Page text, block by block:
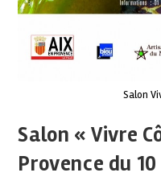
Salon
Salon « Vivre
Provence du 10